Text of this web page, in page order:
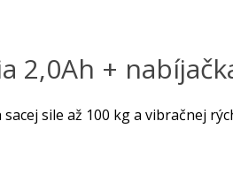
2,0Ah +
sile až 100 kg a vibračnej